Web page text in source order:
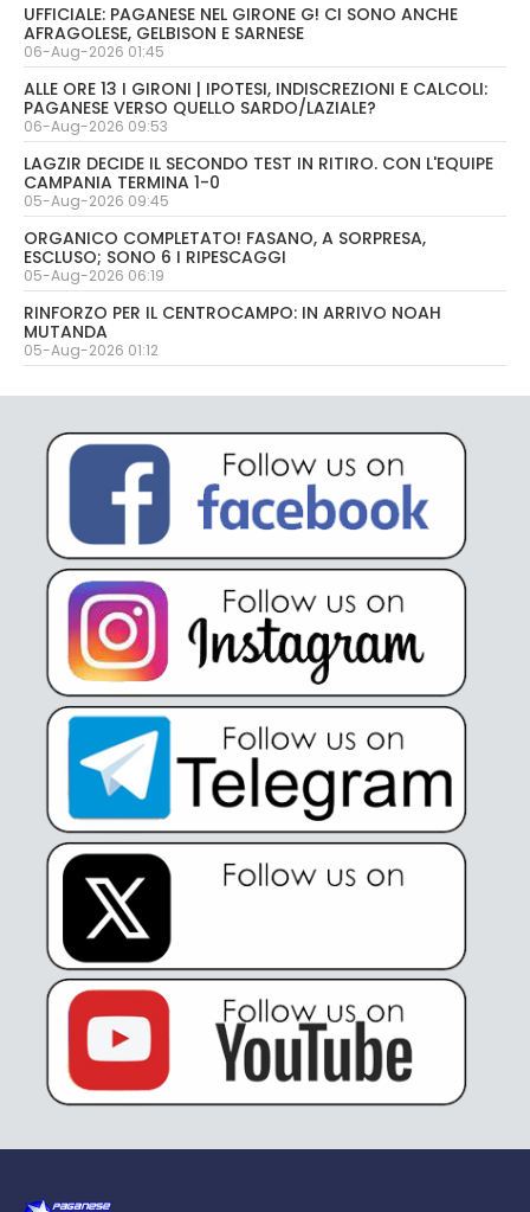
UFFICIALE: PAGANESE NEL GIRONE G! CI SONO ANCHE
AFRAGOLESE, GELBISON E SARNESE
06-Aug-2026 01:45
ALLE ORE 13 I GIRONI | IPOTESI, INDISCREZIONI E CALCOLI:
PAGANESE VERSO QUELLO SARDO/LAZIALE?
06-Aug-2026 09:53
LAGZIR DECIDE IL SECONDO TEST IN RITIRO. CON L'EQUIPE
CAMPANIA TERMINA 1-0
05-Aug-2026 09:45
ORGANICO COMPLETATO! FASANO, A SORPRESA,
ESCLUSO; SONO 6 I RIPESCAGGI
05-Aug-2026 06:19
RINFORZO PER IL CENTROCAMPO: IN ARRIVO NOAH
MUTANDA
05-Aug-2026 01:12